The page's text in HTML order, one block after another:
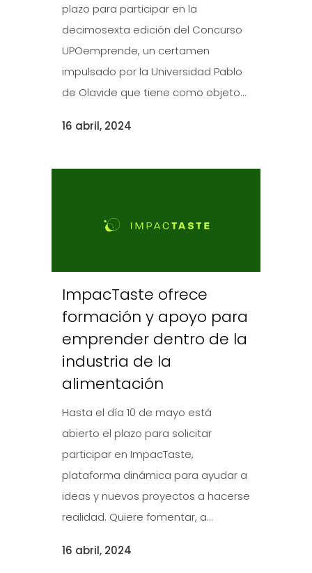
plazo para participar en la
decimosexta edición del Concurso
UPOemprende, un certamen
impulsado por la Universidad Pablo
de Olavide que tiene como objeto...
16 abril, 2024
ImpacTaste ofrece
formación y apoyo para
emprender dentro de la
industria de la
alimentación
Hasta el día 10 de mayo está
abierto el plazo para solicitar
participar en ImpacTaste,
plataforma dinámica para ayudar a
ideas y nuevos proyectos a hacerse
realidad. Quiere fomentar, a...
16 abril, 2024